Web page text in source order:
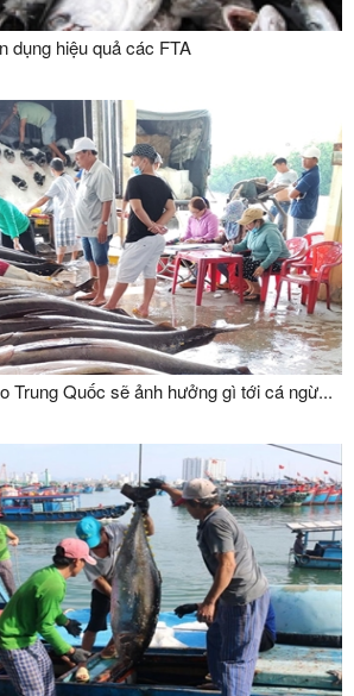
dụng hiệu quả các FTA
Trung Quốc sẽ ảnh hưởng gì tới cá ngừ...